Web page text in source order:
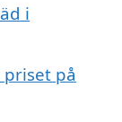
i
på